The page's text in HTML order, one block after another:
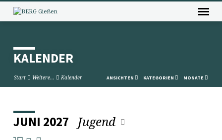
KALENDER
Start Weitere… Kalender ANSICHTEN KATEGORIEN MONATE
KALENDER
JUNI 2027 Jugend